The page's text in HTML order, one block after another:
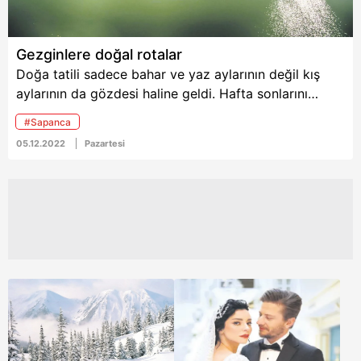
Gezginlere doğal rotalar
Doğa tatili sadece bahar ve yaz aylarının değil kış
aylarının da gözdesi haline geldi. Hafta sonlarını
doğayla iç içe geçirmek, manzaranın tadını çıkarmak
isteyenler için çok sayıda adres bulunuyor. İşte
bunlardan 5’i...
#Sapanca
05.12.2022 Pazartesi